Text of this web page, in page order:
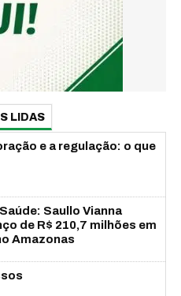
LIDAS
e a regulação: o que
Saullo Vianna
de R$ 210,7 milhões em
Amazonas